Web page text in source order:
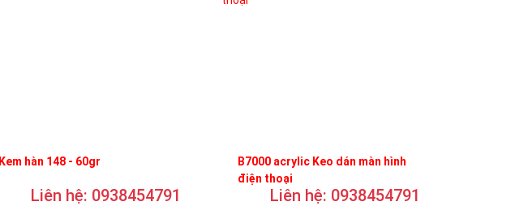
Kem hàn 148 - 60gr
Liên hệ: 0938454791
B7000 acrylic Keo dán màn hình
điện thoại
Liên hệ: 0938454791